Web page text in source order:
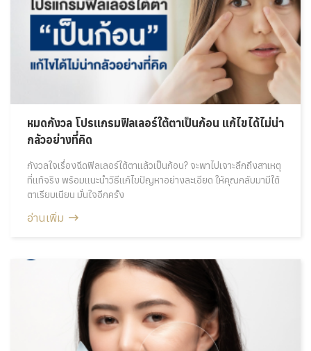
หมดกังวล โปรแกรมฟิลเลอร์ใต้ตาเป็นก้อน แก้ไขได้ไม่น่า
กลัวอย่างที่คิด
กังวลใจเรื่องฉีดฟิลเลอร์ใต้ตาแล้วเป็นก้อน? จะพาไปเจาะลึกถึงสาเหตุ
ที่แท้จริง พร้อมแนะนำวิธีแก้ไขปัญหาอย่างละเอียด ให้คุณกลับมามีใต้
ตาเรียบเนียน มั่นใจอีกครั้ง
อ่านเพิ่ม